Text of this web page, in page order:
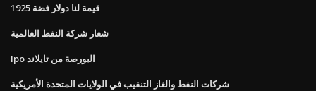
قيمة لنا دولار فضة 1925
شعار شركة النفط العالمية
Ipo البورصة من تايلاند
شركات النفط والغاز التنقيب في الولايات المتحدة الأمريكية